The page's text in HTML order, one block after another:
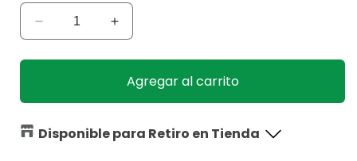
Reducir
cantidad
para
para
Gato
Aumentar
cantidad
para
Pes
para
Gato
Agregar al carrito
Disponible para Retiro en Tienda